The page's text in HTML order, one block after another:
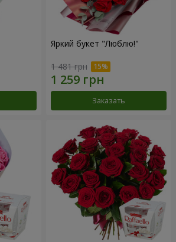
Яркий букет "Люблю!"
1 481 грн
Заказать